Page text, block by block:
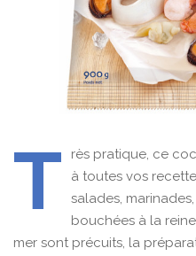
T
rès pratique, ce
à toutes vos
salades,
bouchées à la
mer sont précuits, la